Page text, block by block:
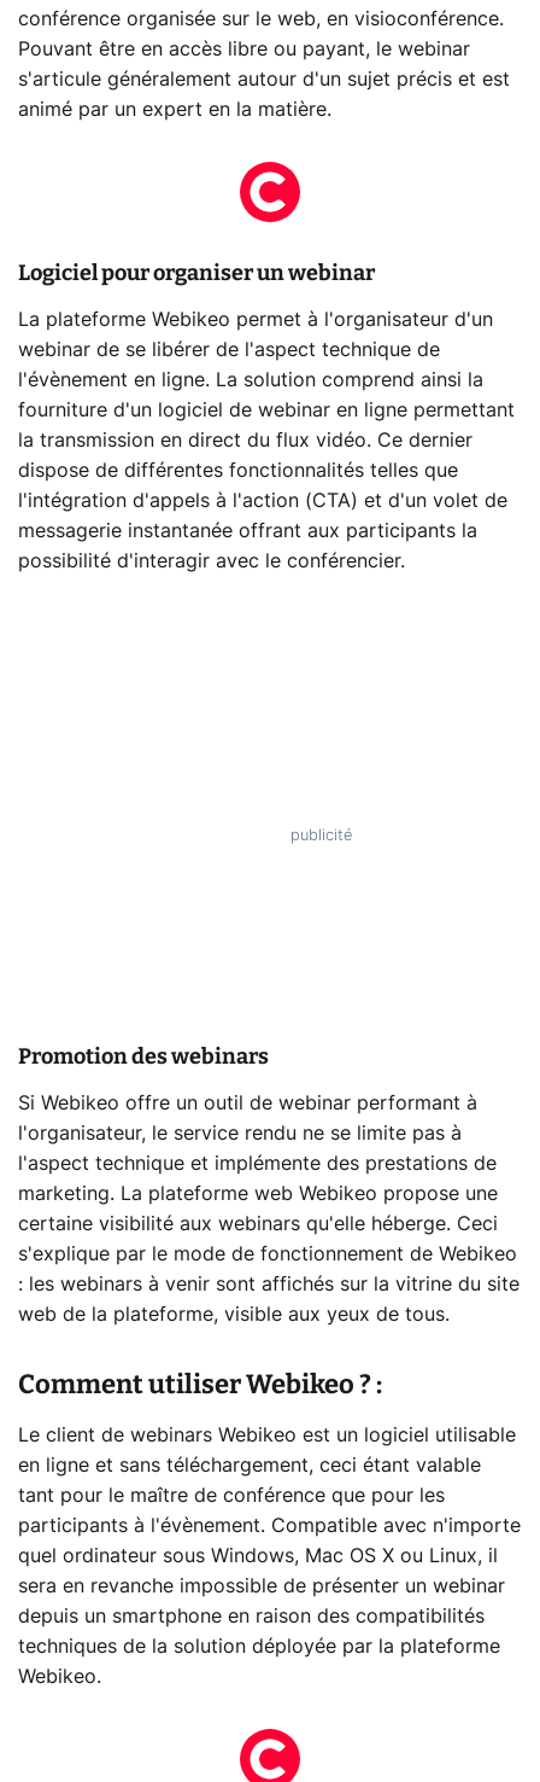
conférence organisée sur le web, en visioconférence.
Pouvant être en accès libre ou payant, le webinar
s'articule généralement autour d'un sujet précis et est
animé par un expert en la matière.
Logiciel pour organiser un webinar
La plateforme Webikeo permet à l'organisateur d'un
webinar de se libérer de l'aspect technique de
l'évènement en ligne. La solution comprend ainsi la
fourniture d'un logiciel de webinar en ligne permettant
la transmission en direct du flux vidéo. Ce dernier
dispose de différentes fonctionnalités telles que
l'intégration d'appels à l'action (CTA) et d'un volet de
messagerie instantanée offrant aux participants la
possibilité d'interagir avec le conférencier.
Promotion des webinars
Si Webikeo offre un outil de webinar performant à
l'organisateur, le service rendu ne se limite pas à
l'aspect technique et implémente des prestations de
marketing. La plateforme web Webikeo propose une
certaine visibilité aux webinars qu'elle héberge. Ceci
s'explique par le mode de fonctionnement de Webikeo
: les webinars à venir sont affichés sur la vitrine du site
web de la plateforme, visible aux yeux de tous.
Comment utiliser Webikeo ? :
Le client de webinars Webikeo est un logiciel utilisable
en ligne et sans téléchargement, ceci étant valable
tant pour le maître de conférence que pour les
participants à l'évènement. Compatible avec n'importe
quel ordinateur sous Windows, Mac OS X ou Linux, il
sera en revanche impossible de présenter un webinar
depuis un smartphone en raison des compatibilités
techniques de la solution déployée par la plateforme
Webikeo.